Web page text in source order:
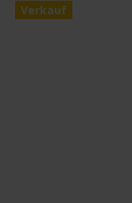
Verkauf